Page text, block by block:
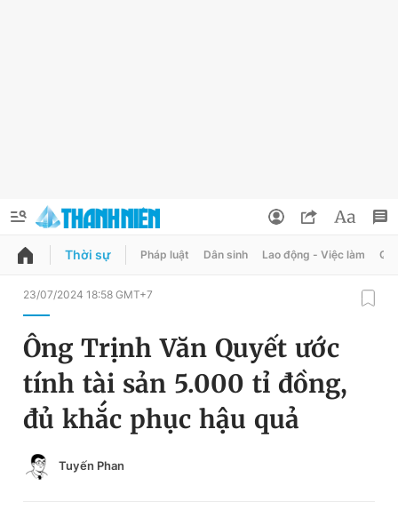
QUẢNG CÁO
Chuyên mục
Chuyên mục khác
Chào ngày mới
Đổi mật khẩu
Tin đã lưu
Thời sự Pháp luật Dân sinh Lao động - Việc làm
23/07/2024 18:58 GMT+7
Ông Trịnh Văn Quyết ước
tính tài sản 5.000 tỉ đồng,
đủ khắc phục hậu quả
Tuyến Phan